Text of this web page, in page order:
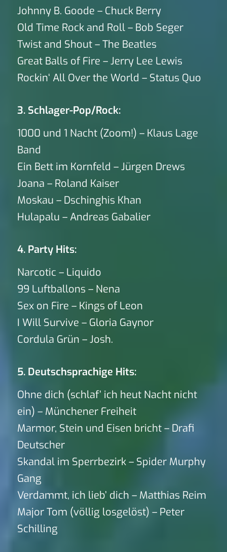
Johnny B. Goode – Chuck Berry
Old Time Rock and Roll – Bob Seger
Twist and Shout – The Beatles
Great Balls of Fire – Jerry Lee Lewis
Rockin‘ All Over the World – Status Quo
3. Schlager-Pop/Rock:
1000 und 1 Nacht (Zoom!) – Klaus Lage
Band
Ein Bett im Kornfeld – Jürgen Drews
Joana – Roland Kaiser
Moskau – Dschinghis Khan
Hulapalu – Andreas Gabalier
4. Party Hits:
Narcotic – Liquido
99 Luftballons – Nena
Sex on Fire – Kings of Leon
I Will Survive – Gloria Gaynor
Cordula Grün – Josh.
5. Deutschsprachige Hits:
Ohne dich (schlaf’ ich heut Nacht nicht
ein) – Münchener Freiheit
Marmor, Stein und Eisen bricht – Drafi
Deutscher
Skandal im Sperrbezirk – Spider Murphy
Gang
Verdammt, ich lieb’ dich – Matthias Reim
Major Tom (völlig losgelöst) – Peter
Schilling